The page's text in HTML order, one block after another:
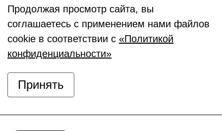
Продолжая просмотр сайта, вы
соглашаетесь с применением нами файлов
cookie в соответствии с «Политикой
конфиденциальности»
Принять